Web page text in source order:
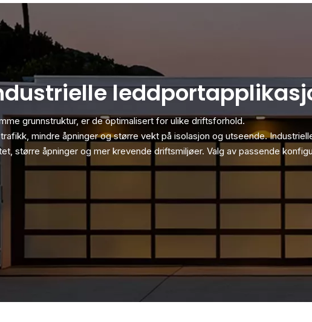
grunnstruktur, er de optimalisert for ulike driftsforhold.
mindre åpninger og større vekt på isolasjon og utseende.
større åpninger og mer krevende driftsmiljøer. Valg av passende